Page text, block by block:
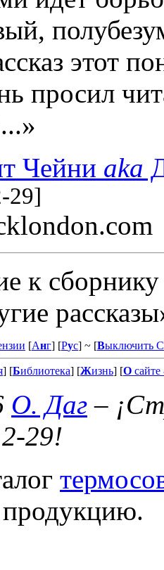
этот
просил
Чейни aka
29]
к
[Анг] [Рус] ~ [Выключить
] [Библиотека] [Жизнь] [О
О. Даг –
29!
продукцию.